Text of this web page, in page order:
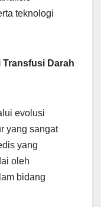
teknologi
Darah
evolusi
yang sangat
yang
oleh
bidang